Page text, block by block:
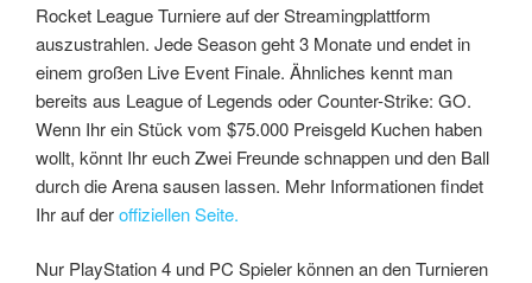
Rocket League Turniere auf der Streamingplattform
auszustrahlen. Jede Season geht 3 Monate und endet in
einem großen Live Event Finale. Ähnliches kennt man
bereits aus League of Legends oder Counter-Strike: GO.
Wenn Ihr ein Stück vom $75.000 Preisgeld Kuchen haben
wollt, könnt Ihr euch Zwei Freunde schnappen und den Ball
durch die Arena sausen lassen. Mehr Informationen findet
Ihr auf deroffiziellen Seite.
Nur PlayStation 4 und PC Spieler können an den Turnieren